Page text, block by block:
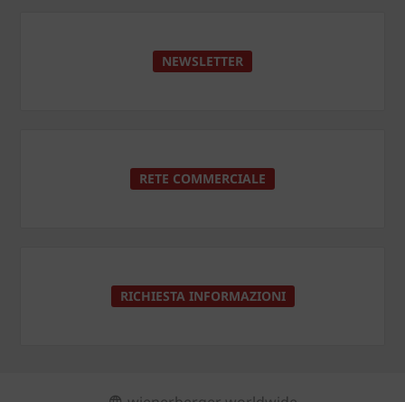
NEWSLETTER
RETE COMMERCIALE
RICHIESTA INFORMAZIONI